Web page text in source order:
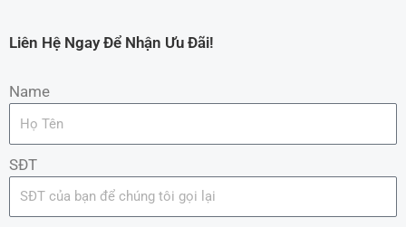
Liên Hệ Ngay Để Nhận Ưu Đãi!
Name
SĐT